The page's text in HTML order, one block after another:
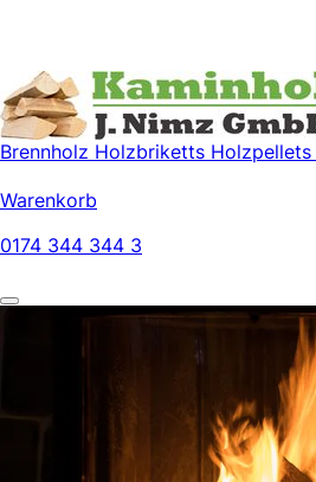
Brennholz Holzbriketts Holzpellets
Warenkorb
0174 344 344 3